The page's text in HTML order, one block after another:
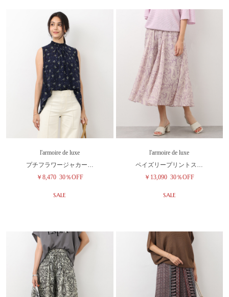
l'armoire de luxe
プチフラワージャカー…
￥8,470 30％OFF
SALE
l'armoire de luxe
ペイズリープリントス…
￥13,090 30％OFF
SALE